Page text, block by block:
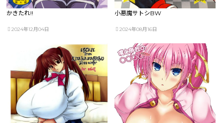
かきたれ!!
2024年12月04日
小悪魔サトシBW
2024年08月16日